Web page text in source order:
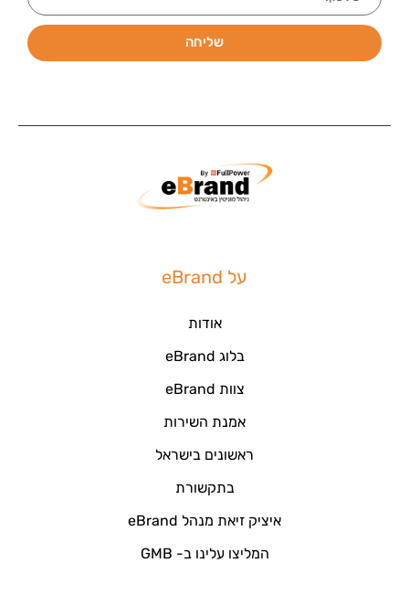
שליחה
על eBrand
אודות
בלוג eBrand
צוות eBrand
אמנת השירות
ראשונים בישראל
בתקשורת
איציק זיאת מנהל eBrand
המליצו עלינו ב- GMB